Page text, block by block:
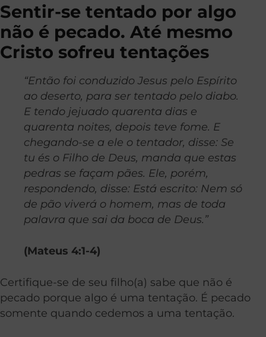
Sentir-se tentado por algo
não é pecado. Até mesmo
Cristo sofreu tentações
“Então foi conduzido Jesus pelo Espírito
ao deserto, para ser tentado pelo diabo.
E tendo jejuado quarenta dias e
quarenta noites, depois teve fome. E
chegando-se a ele o tentador, disse: Se
tu és o Filho de Deus, manda que estas
pedras se façam pães. Ele, porém,
respondendo, disse: Está escrito: Nem só
de pão viverá o homem, mas de toda
palavra que sai da boca de Deus.”
(Mateus 4:1-4)
Certifique-se de seu filho(a) sabe que não é
pecado porque algo é uma tentação. É pecado
somente quando cedemos a uma tentação.